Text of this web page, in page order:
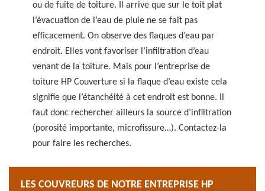
ou de fuite de toiture. Il arrive que sur le toit plat
l’évacuation de l’eau de pluie ne se fait pas
efficacement. On observe des flaques d’eau par
endroit. Elles vont favoriser l’infiltration d’eau
venant de la toiture. Mais pour l’entreprise de
toiture HP Couverture si la flaque d’eau existe cela
signifie que l’étanchéité à cet endroit est bonne. Il
faut donc rechercher ailleurs la source d’infiltration
(porosité importante, microfissure…). Contactez-la
pour faire les recherches.
LES COUVREURS DE NOTRE ENTREPRISE HP